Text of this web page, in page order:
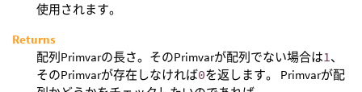
使用されます。
Returns
配列Primvarの長さ。そのPrimvarが配列でない場合は1 、
そのPrimvarが存在しなければ0を返します。 Primvarが配